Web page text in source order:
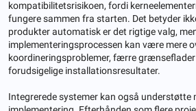
kompatibilitetsrisikoen, fordi
fungere sammen fra starten. Det betyder
produkter automatisk er det rigtige valg,
implementeringsprocessen kan være mere
koordineringsproblemer, færre
forudsigelige installationsresultater.
Integrerede systemer kan også understøtte